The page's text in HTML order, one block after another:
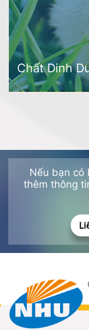
Chất Dinh
Nếu bạn có
thêm thông